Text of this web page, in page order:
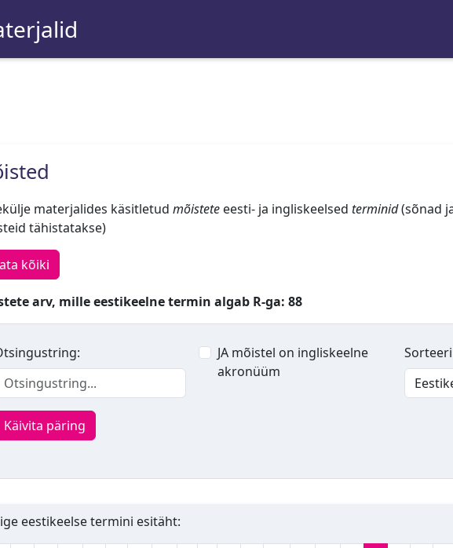
materjalides käsitletud mõisteteeesti- ja ingliskeelsed terminid(sõnad
tähistatakse)
kõiki
arv, mille eestikeelne termin algab R-ga: 88
JA mõistel on ingliskeelne
akronüüm
Käivita päring
eestikeelse termini esitäht: